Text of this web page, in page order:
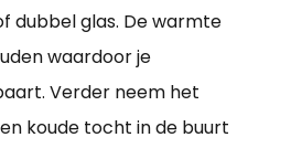
dubbel glas. De warmte
waardoor je
Verder neem het
koude tocht in de buurt